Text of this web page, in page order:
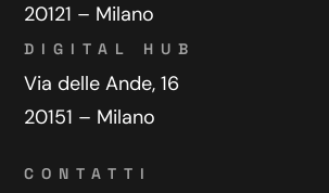
20121 – Milano
DIGITAL HUB
Via delle Ande, 16
20151 – Milano
CONTATTI